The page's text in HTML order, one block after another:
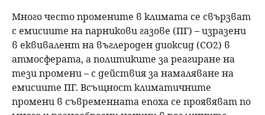
Много често промените в климата се свързват
с емисиите на парникови газове (ПГ) – изразени
в еквивалент на въглероден диоксид (СО2) в
атмосферата, а политиките за реагиране на
тези промени – с действия за намаляване на
емисиите ПГ. Всъщност климатичните
промени в съвременната епоха се проявяват по